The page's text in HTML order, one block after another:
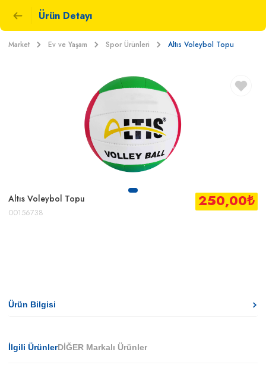
Ürün Detayı
Market Ev ve Yaşam Spor Ürünleri Altıs Voleybol Topu
Altıs Voleybol Topu
00156738
250,00₺
Ürün Bilgisi
İlgili ÜrünlerDİĞER Markalı Ürünler